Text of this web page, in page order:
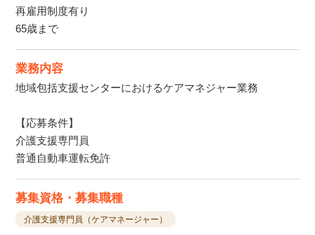
再雇用制度有り
65歳まで
業務内容
地域包括支援センターにおけるケアマネジャー業務
【応募条件】
介護支援専門員
普通自動車運転免許
募集資格・募集職種
介護支援専門員（ケアマネージャー）